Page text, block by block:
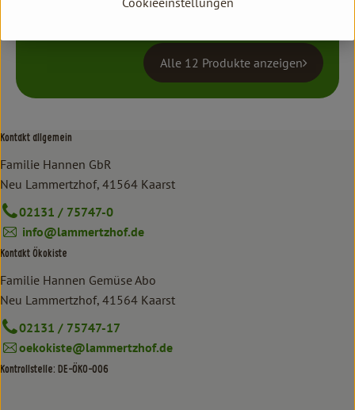
Alle 12 Produkte anzeigen
Kontakt allgemein
Familie Hannen GbR
Neu Lammertzhof, 41564 Kaarst
02131 / 75747-0
info@lammertzhof.de
Kontakt Ökokiste
Familie Hannen Gemüse Abo
Neu Lammertzhof, 41564 Kaarst
02131 / 75747-17
oekokiste@lammertzhof.de
Kontrollstelle: DE-ÖKO-006